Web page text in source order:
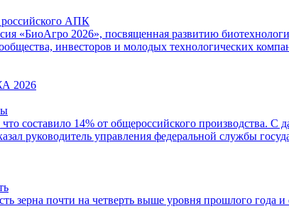
российского АПК
«БиоАгро 2026», посвященная развитию
инвесторов и молодых технологических
2026
составило 14% от общероссийского производства.
руководитель управления федеральной службы
почти на четверть выше уровня прошлого года и